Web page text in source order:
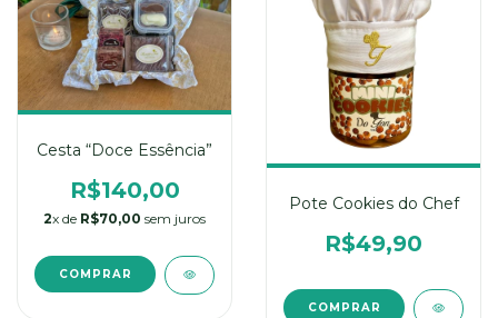
Cesta “Doce Essência”
R$140,00
2x de R$70,00 sem juros
Pote Cookies do Chef
R$49,90